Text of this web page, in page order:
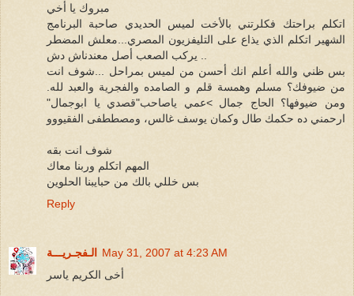
مبروك يا أخي
اتكلم براحتك فكلرتني بالأخت لميس الحديدي صاحبة البرنامج
الشهير اتكلم الذي يذاع على التليفزيون المصري...معلش المضطر
بس ظني والله أعلم انك أحسن من لميس بمراحل ...شوف انت
من ضيوفك؟ مسلم وهمسة قلم و الصامده والفجرية والعبد لله.
ومن ضيوفها؟ الحاج جمال >عمي ياصاحب"قصدي يا ابوجمال"
ارحمني ده حكمك طال وكمان يوسف غالس، ومصططفى الفقيووو
شوف انت بقه
المهم اتكلم وربنا معاك
بس خللي بالك من حبايبنا الحلوين
Reply
الـفجـريـــة
May 31, 2007 at 4:23 AM
أخى الكريم ياسر